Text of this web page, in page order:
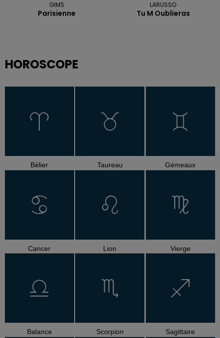
GIMS
Parisienne
LARUSSO
Tu M Oublieras
HOROSCOPE
Bélier Taureau Gémeaux
Cancer Lion Vierge
Balance Scorpion Sagittaire